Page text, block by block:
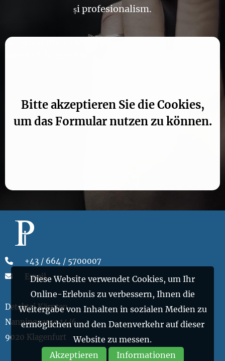
Diese Website verwendet Cookies, um Ihr
Online-Erlebnis zu verbessern, Ihnen die
Weitergabe von Inhalten in sozialen Medien zu
ermöglichen und den Datenverkehr auf dieser
Website zu messen.
Akzeptieren
Informationen
și profesionalism.
Aufgrund Ihrer DSGVO Einstellungen wird dieser
Bitte akzeptieren Sie die Cookies,
um das Formular nutzen zu können.
+43 / 664 / 5700007
Email
Detektei Kärnten
Nanninggasse 14/6
9020 Klagenfurt